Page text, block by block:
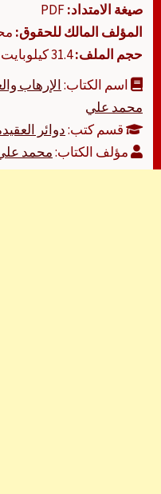
صيغة الامتداد:
المؤلف المالك للحقوق:
حجم الملف:31.4 كيلوبايت
اسم الكتاب:الإرهاب
محمد علي
قسم كتب:دوائر
مؤلف الكتاب:محمد